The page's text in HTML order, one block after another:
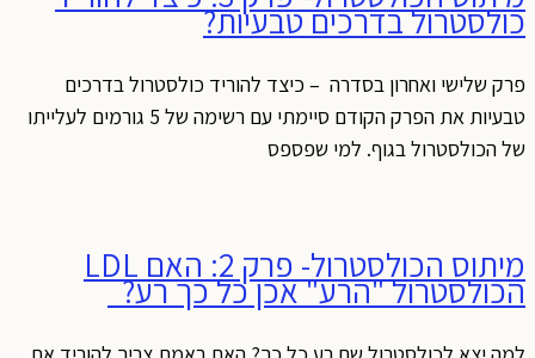
כולסטרול בדרכים טבעיות?
פרק שלישי ואחרון בסדרה – כיצד להוריד כולסטרול בדרכים
טבעיות את הפרק הקודם סיימתי עם רשימה של 5 גורמים לעלייתו
של הכולסטרול בגוף. למי שפספס
מיתוס הכולסטרול- פרק 2: האם LDL
הכולסטרול "הרע" אכן כל כך רע?